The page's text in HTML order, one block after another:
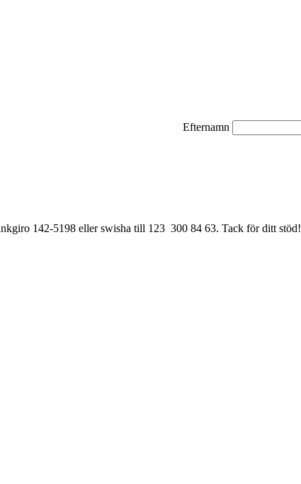
Efternamn
142-5198 eller swisha till 123 300 84 63. Tack för ditt stöd!